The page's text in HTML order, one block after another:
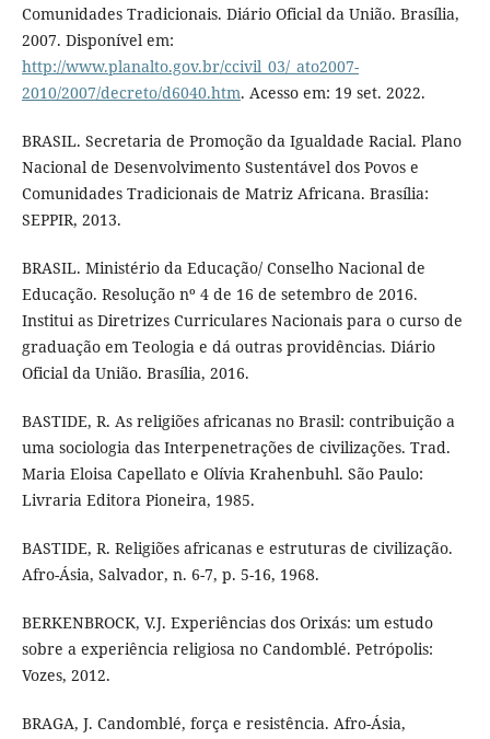
Comunidades Tradicionais. Diário Oficial da União. Brasília,
2007. Disponível em:
http://www.planalto.gov.br/ccivil_03/_ato2007-
2010/2007/decreto/d6040.htm. Acesso em: 19 set. 2022.
BRASIL. Secretaria de Promoção da Igualdade Racial. Plano
Nacional de Desenvolvimento Sustentável dos Povos e
Comunidades Tradicionais de Matriz Africana. Brasília:
SEPPIR, 2013.
BRASIL. Ministério da Educação/ Conselho Nacional de
Educação. Resolução nº 4 de 16 de setembro de 2016.
Institui as Diretrizes Curriculares Nacionais para o curso de
graduação em Teologia e dá outras providências. Diário
Oficial da União. Brasília, 2016.
BASTIDE, R. As religiões africanas no Brasil: contribuição a
uma sociologia das Interpenetrações de civilizações. Trad.
Maria Eloisa Capellato e Olívia Krahenbuhl. São Paulo:
Livraria Editora Pioneira, 1985.
BASTIDE, R. Religiões africanas e estruturas de civilização.
Afro-Ásia, Salvador, n. 6-7, p. 5-16, 1968.
BERKENBROCK, V.J. Experiências dos Orixás: um estudo
sobre a experiência religiosa no Candomblé. Petrópolis:
Vozes, 2012.
BRAGA, J. Candomblé, força e resistência. Afro-Ásia,